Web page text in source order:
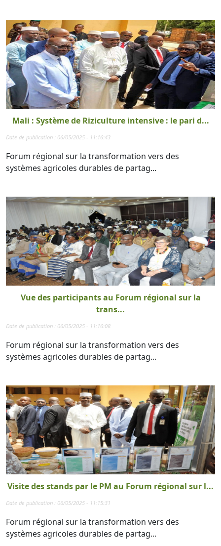
Mali : Système de Riziculture intensive : le pari d...
Date de publication : 06/05/2025 - 11:16:43
Forum régional sur la transformation vers des
systèmes agricoles durables de partag...
Vue des participants au Forum régional sur la
trans...
Date de publication : 06/05/2025 - 11:16:08
Forum régional sur la transformation vers des
systèmes agricoles durables de partag...
Visite des stands par le PM au Forum régional sur l...
Date de publication : 06/05/2025 - 11:15:31
Forum régional sur la transformation vers des
systèmes agricoles durables de partag...